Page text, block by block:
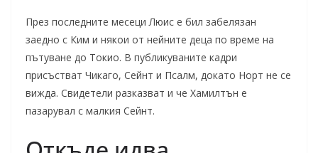
През последните месеци Люис е бил забелязан
заедно с Ким и някои от нейните деца по време на
пътуване до Токио. В публикуваните кадри
присъстват Чикаго, Сейнт и Псалм, докато Норт не се
вижда. Свидетели разказват и че Хамилтън е
пазарувал с малкия Сейнт.